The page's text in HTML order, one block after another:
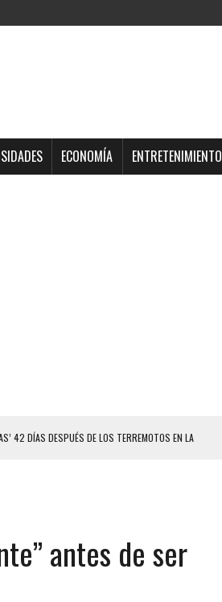
ECONOMÍA ENTRETENIMIENTO
CUERPO DENTRO DE SU CASA
FAMILIAR
TRAS ABUSAR DE ELLA
CAYERON DESDE EL PISO NUEVE DEL
antes de ser